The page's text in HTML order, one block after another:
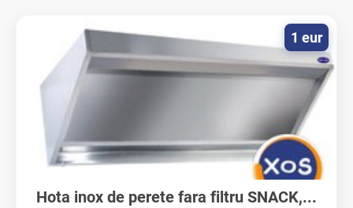
Hota inox de perete fara filtru SNACK,...
1 eur